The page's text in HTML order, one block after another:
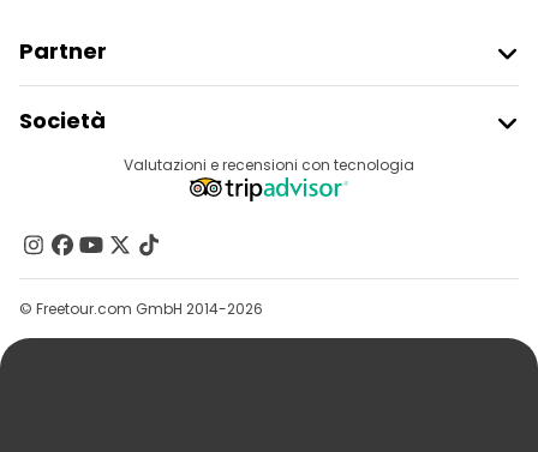
Partner
Accesso Del Fornitore
Programma Di Affiliazione
Società
Destinazioni
Contattaci
Gruppi
Aiuto
Valutazioni e recensioni con tecnologia
© Freetour.com GmbH 2014-2026